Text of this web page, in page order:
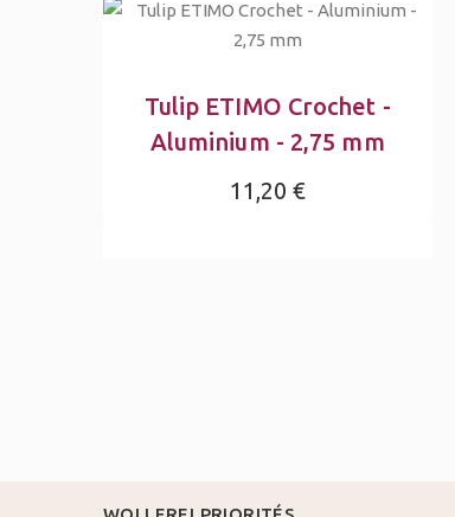
Tulip ETIMO Crochet -
Aluminium - 2,75 mm
11,20 €